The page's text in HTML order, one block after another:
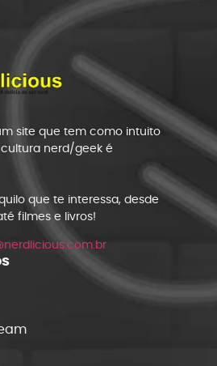
site que tem como intuito
nerd/geek é
que te interessa, desde
filmes e livros!